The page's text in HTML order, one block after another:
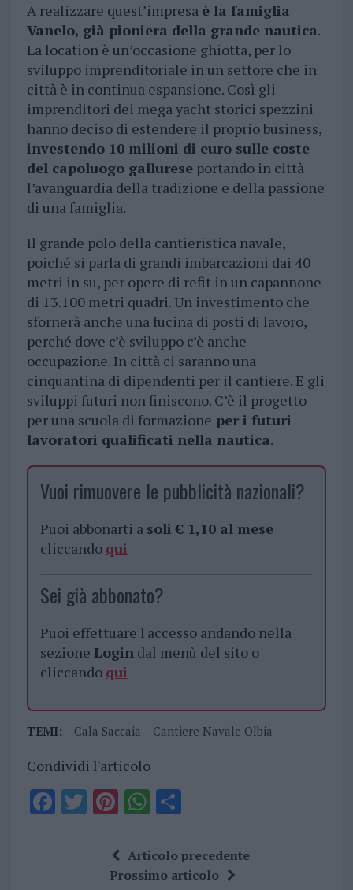
A realizzare quest’impresa è la famiglia
Vanelo, già pioniera della grande nautica.
La location è un’occasione ghiotta, per lo
sviluppo imprenditoriale in un settore che in
città è in continua espansione. Così gli
imprenditori dei mega yacht storici spezzini
hanno deciso di estendere il proprio business,
investendo 10 milioni di euro sulle coste
del capoluogo gallureseportando in città
l’avanguardia della tradizione e della passione
di una famiglia.
Il grande polo della cantieristica navale,
poiché si parla di grandi imbarcazioni dai 40
metri in su, per opere di refit in un capannone
di 13.100 metri quadri. Un investimento che
sfornerà anche una fucina di posti di lavoro,
perché dove c’è sviluppo c’è anche
occupazione. In città ci saranno una
cinquantina di dipendenti per il cantiere. E gli
sviluppi futuri non finiscono. C’è il progetto
per una scuola di formazione per i futuri
lavoratori qualificati nella nautica.
Vuoi rimuovere le pubblicità nazionali?
Puoi abbonarti a soli € 1,10 al mese
cliccando qui
Sei già abbonato?
Puoi effettuare l'accesso andando nella
sezione Logindal menù del sito o
cliccando qui
TEMI: Cala Saccaia Cantiere Navale Olbia
Condividi l'articolo
F T Pi
te
re
W
at
s
S
a
re
Articolo precedente
Prossimo articolo